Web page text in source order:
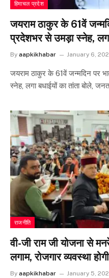
हिमाचल प्रदेश
जयराम ठाकुर के 61वें
प्रदेशभर से उमड़ा स्नेह,
By aapkikhabar January 6,
जयराम ठाकुर के 61वें जन्मदिन पर
स्नेह, लगा बधाईयों का तांता बोले,
राजनीति
वी-जी राम जी योजना से
लगाम, रोजगार व्यवस्था
By aapkikhabar January 5,